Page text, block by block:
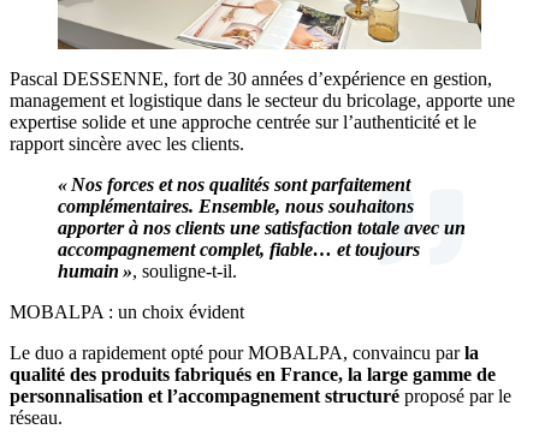
Pascal DESSENNE, fort de 30 années d’expérience en gestion,
management et logistique dans le secteur du bricolage, apporte une
expertise solide et une approche centrée sur l’authenticité et le
rapport sincère avec les clients.
« Nos forces et nos qualités sont parfaitement
complémentaires. Ensemble, nous souhaitons
apporter à nos clients une satisfaction totale avec un
accompagnement complet, fiable… et toujours
humain », souligne-t-il.
MOBALPA : un choix évident
Le duo a rapidement opté pour MOBALPA, convaincu parla
qualité des produits fabriqués en France, la large gamme de
personnalisation et l’accompagnement structuré proposé par le
réseau.